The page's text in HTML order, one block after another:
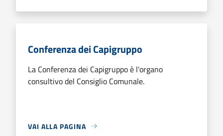
Conferenza dei Capigruppo
La Conferenza dei Capigruppo è l'organo
consultivo del Consiglio Comunale.
VAI ALLA PAGINA